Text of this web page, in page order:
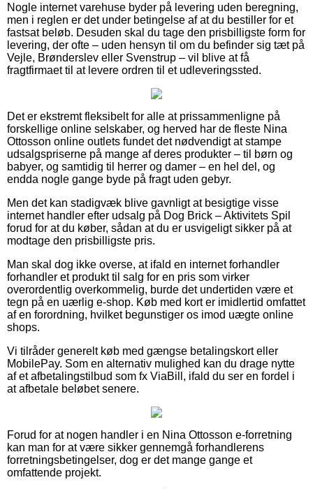
Nogle internet varehuse byder på levering uden beregning,
men i reglen er det under betingelse af at du bestiller for et
fastsat beløb. Desuden skal du tage den prisbilligste form for
levering, der ofte – uden hensyn til om du befinder sig tæt på
Vejle, Brønderslev eller Svenstrup – vil blive at få
fragtfirmaet til at levere ordren til et udleveringssted.
Det er ekstremt fleksibelt for alle at prissammenligne på
forskellige online selskaber, og herved har de fleste Nina
Ottosson online outlets fundet det nødvendigt at stampe
udsalgspriserne på mange af deres produkter – til børn og
babyer, og samtidig til herrer og damer – en hel del, og
endda nogle gange byde på fragt uden gebyr.
Men det kan stadigvæk blive gavnligt at besigtige visse
internet handler efter udsalg på Dog Brick – Aktivitets Spil
forud for at du køber, sådan at du er usvigeligt sikker på at
modtage den prisbilligste pris.
Man skal dog ikke overse, at ifald en internet forhandler
forhandler et produkt til salg for en pris som virker
overordentlig overkommelig, burde det undertiden være et
tegn på en uærlig e-shop. Køb med kort er imidlertid omfattet
af en forordning, hvilket begunstiger os imod uægte online
shops.
Vi tilråder generelt køb med gængse betalingskort eller
MobilePay. Som en alternativ mulighed kan du drage nytte
af et afbetalingstilbud som fx ViaBill, ifald du ser en fordel i
at afbetale beløbet senere.
Forud for at nogen handler i en Nina Ottosson e-forretning
kan man for at være sikker gennemgå forhandlerens
forretningsbetingelser, dog er det mange gange et
omfattende projekt.